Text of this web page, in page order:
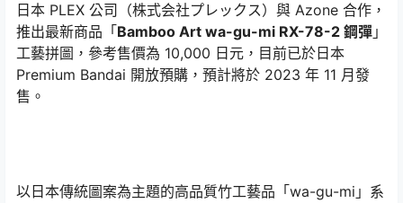
日本 PLEX 公司（株式会社プレックス）與 Azone 合作，
推出最新商品「Bamboo Art wa-gu-mi RX-78-2 鋼彈 」
工藝拼圖，參考售價為 10,000 日元，目前已於日本
Premium Bandai 開放預購，預計將於 2023 年 11 月發
售。
以日本傳統圖案為主題的高品質竹工藝品「wa-gu-mi」系